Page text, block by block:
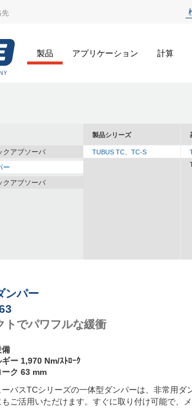
先
製品 アプリケーション 計算
クアブソーバ
ー
クアブソーバ
製品シリーズ
TUBUS TC、TC-S
ンパー
トでパワフルな緩衝
備
ー 1,970 Nm/ｽﾄﾛｰｸ
ク 63 mm
バスTCシリーズの一体型ダンパーは、非常用ダ
ご活用いただけます。すぐに取り付け可能で、